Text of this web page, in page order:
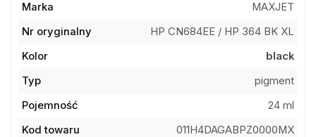
Marka
MAXJET
Nr oryginalny
HP CN684EE / HP 364 BK XL
Kolor
black
Typ
pigment
Pojemność
24 ml
Kod towaru
011H4DAGABPZ0000MX